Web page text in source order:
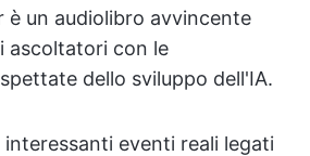
è un audiolibro avvincente
ascoltatori con le
dello sviluppo dell'IA.
eventi reali legati